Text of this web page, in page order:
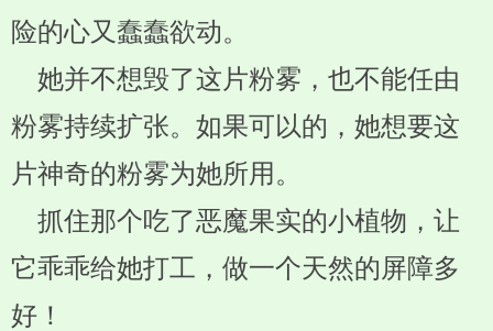
险的心又蠢蠢欲动。
她并不想毁了这片粉雾，也不能任由
粉雾持续扩张。如果可以的，她想要这
片神奇的粉雾为她所用。
抓住那个吃了恶魔果实的小植物，让
它乖乖给她打工，做一个天然的屏障多
好！